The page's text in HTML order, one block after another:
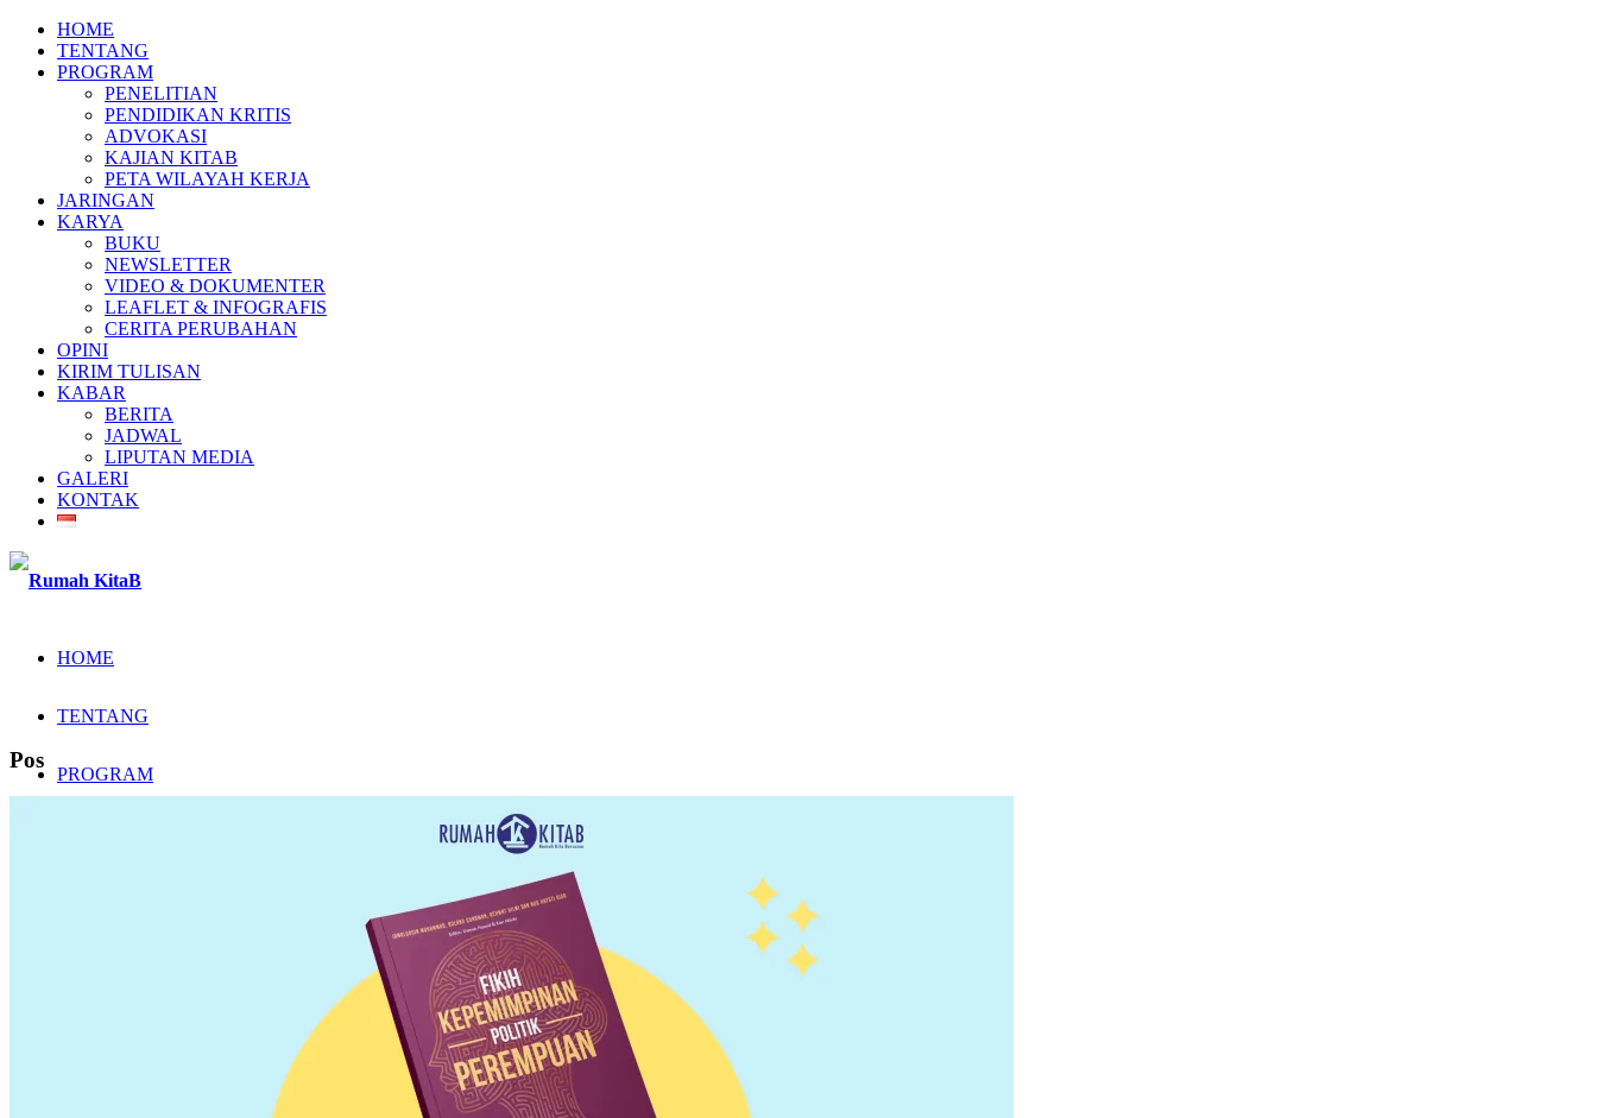
HOME
TENTANG
PROGRAM
PENELITIAN
PENDIDIKAN KRITIS
ADVOKASI
KAJIAN KITAB
PETA WILAYAH KERJA
JARINGAN
KARYA
BUKU
NEWSLETTER
VIDEO & DOKUMENTER
LEAFLET & INFOGRAFIS
CERITA PERUBAHAN
OPINI
KIRIM TULISAN
KABAR
BERITA
JADWAL
LIPUTAN MEDIA
GALERI
KONTAK
HOME
TENTANG
PROGRAM
Pos